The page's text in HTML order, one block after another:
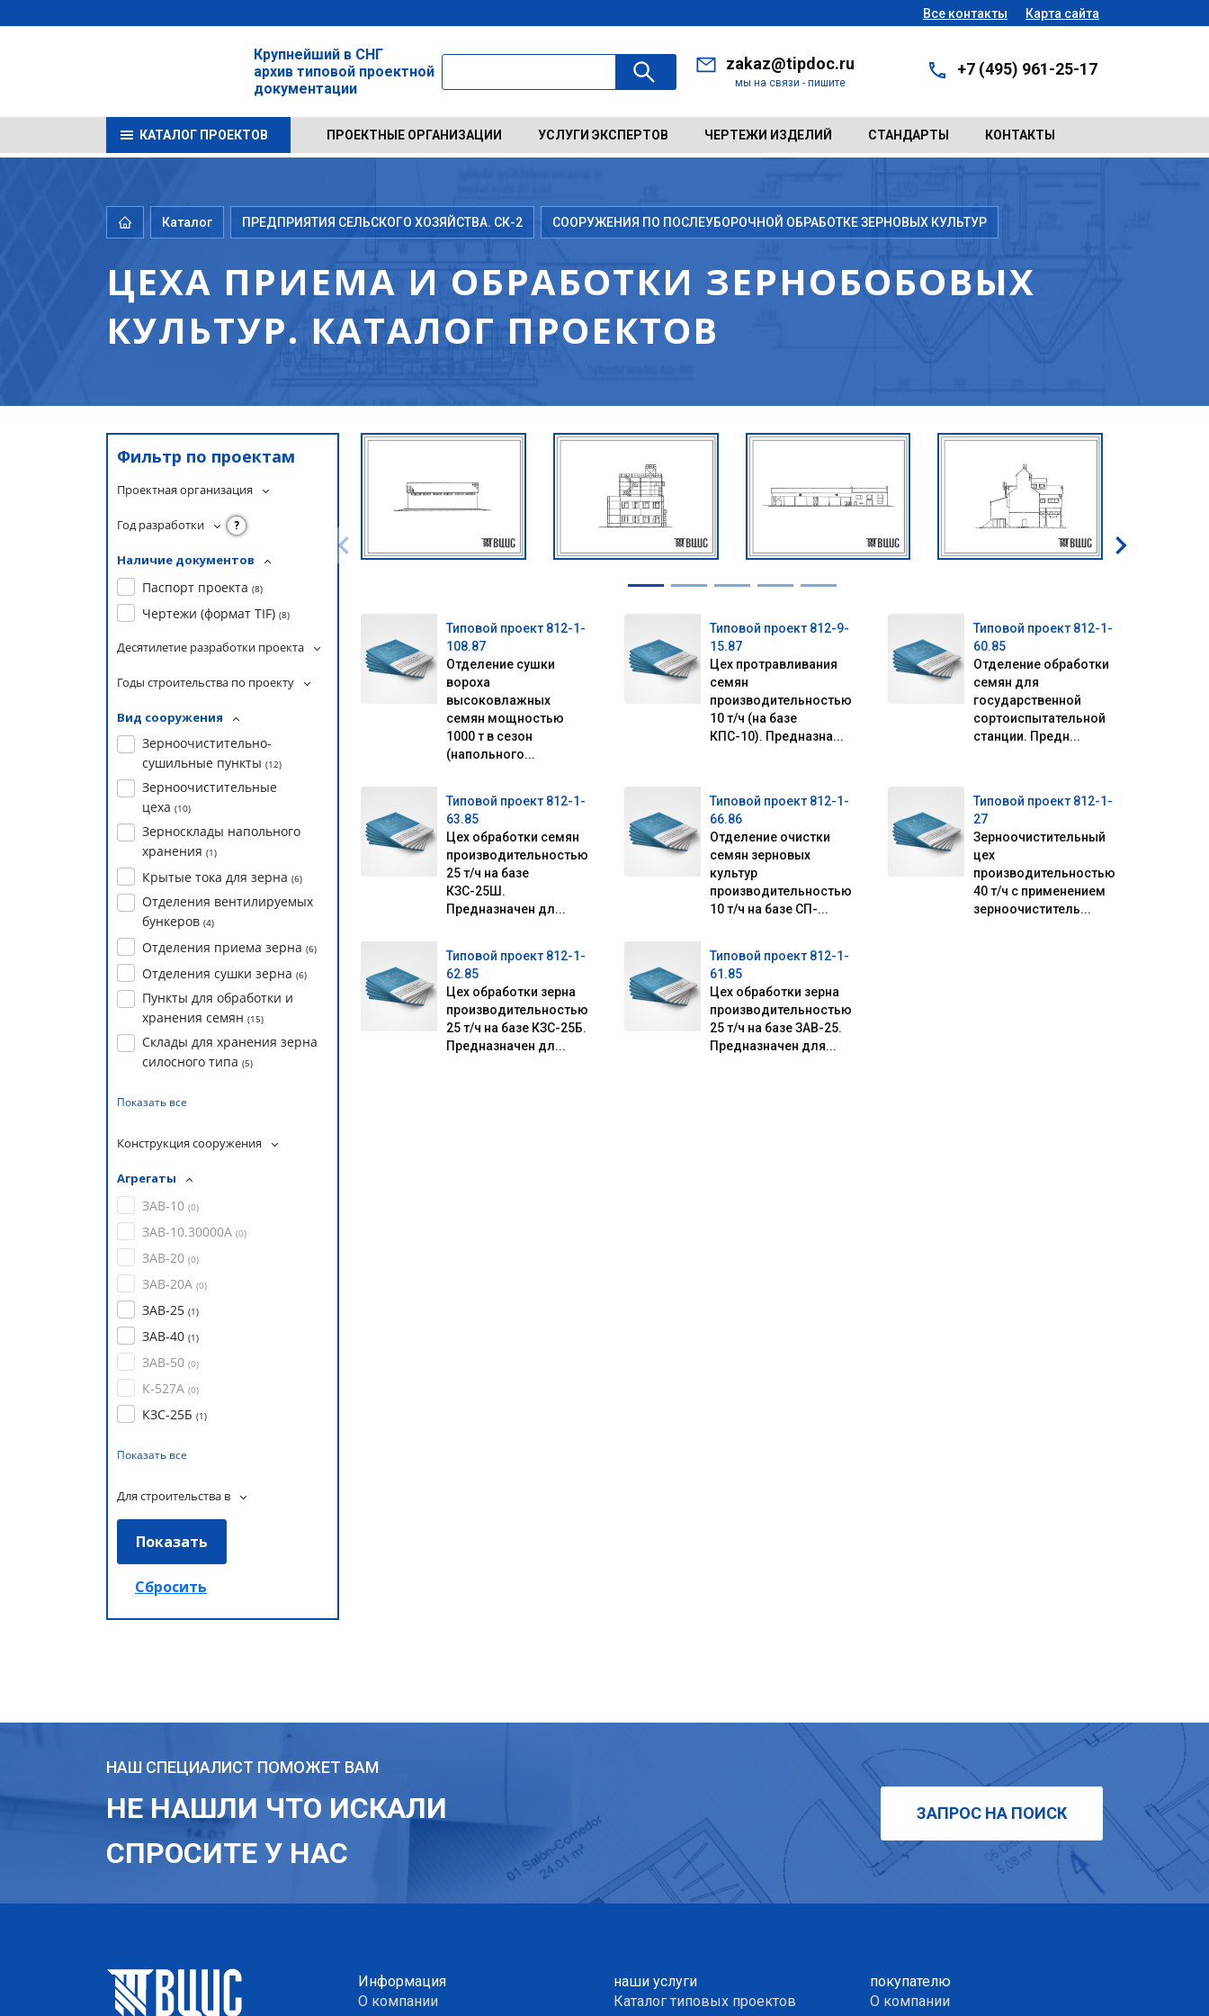
Все контакты Карта сайта
Крупнейший в СНГ
архив типовой проектной
документации
zakaz@tipdoc.ru
мы на связи - пишите
+7 (495) 961-25-17
КАТАЛОГ ПРОЕКТОВ ПРОЕКТНЫЕ ОРГАНИЗАЦИИ УСЛУГИ ЭКСПЕРТОВ ЧЕРТЕЖИ ИЗДЕЛИЙ СТАНДАРТЫ КОНТАКТЫ
Каталог ПРЕДПРИЯТИЯ СЕЛЬСКОГО ХОЗЯЙСТВА. СК-2 СООРУЖЕНИЯ ПО ПОСЛЕУБОРОЧНОЙ ОБРАБОТКЕ ЗЕРНОВЫХ КУЛЬТУР
ЦЕХА ПРИЕМА И ОБРАБОТКИ ЗЕРНОБОБОВЫХ
КУЛЬТУР. КАТАЛОГ ПРОЕКТОВ
Фильтр по проектам
Проектная организация
Год разработки ?
Наличие документов
Паспорт проекта (8)
Чертежи (формат TIF) (8)
Десятилетие разработки проекта
Годы строительства по проекту
Вид сооружения
Зерноочистительно-
сушильные пункты (12)
Зерноочистительные
цеха (10)
Зерносклады напольного
хранения (1)
Крытые тока для зерна (6)
Отделения вентилируемых
бункеров (4)
Отделения приема зерна (6)
Отделения сушки зерна (6)
Пункты для обработки и
хранения семян (15)
Склады для хранения зерна
силосного типа (5)
Показать все
Конструкция сооружения
Агрегаты
ЗАВ-10 (0)
ЗАВ-10.30000А (0)
ЗАВ-20 (0)
ЗАВ-20А (0)
ЗАВ-25 (1)
ЗАВ-40 (1)
ЗАВ-50 (0)
К-527А (0)
КЗС-25Б (1)
Показать все
Для строительства в
Типовой проект 812-1-
108.87
Отделение сушки
вороха
высоковлажных
семян мощностью
1000 т в сезон
(напольного...
Типовой проект 812-9-
15.87
Цех протравливания
семян
производительностью
10 т/ч (на базе
КПС-10). Предназна...
Типовой проект 812-1-
60.85
Отделение обработки
семян для
государственной
сортоиспытательной
станции. Предн...
Типовой проект 812-1-
63.85
Цех обработки семян
производительностью
25 т/ч на базе
КЗС-25Ш.
Предназначен дл...
Типовой проект 812-1-
66.86
Отделение очистки
семян зерновых
культур
производительностью
10 т/ч на базе СП-...
Типовой проект 812-1-
27
Зерноочистительный
цех
производительностью
40 т/ч с применением
зерноочиститель...
Типовой проект 812-1-
62.85
Цех обработки зерна
производительностью
25 т/ч на базе КЗС-25Б.
Предназначен дл...
Типовой проект 812-1-
61.85
Цех обработки зерна
производительностью
25 т/ч на базе ЗАВ-25.
Предназначен для...
НАШ СПЕЦИАЛИСТ ПОМОЖЕТ ВАМ
НЕ НАШЛИ ЧТО ИСКАЛИ
СПРОСИТЕ У НАС
ЗАПРОС НА ПОИСК
Информация
О компании
наши услуги
Каталог типовых проектов
покупателю
О компании